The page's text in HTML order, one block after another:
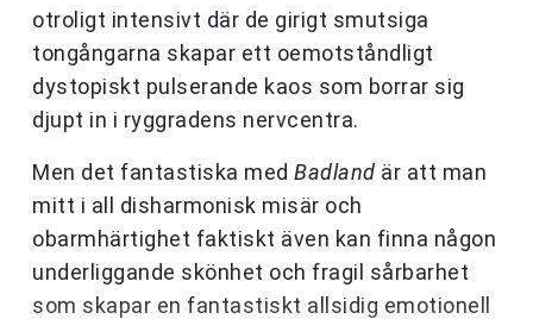
otroligt intensivt där de girigt smutsiga
tongångarna skapar ett oemotståndligt
dystopiskt pulserande kaos som borrar sig
djupt in i ryggradens nervcentra.
Men det fantastiska med Badland är att man
mitt i all disharmonisk misär och
obarmhärtighet faktiskt även kan finna någon
underliggande skönhet och fragil sårbarhet
som skapar en fantastiskt allsidig emotionell